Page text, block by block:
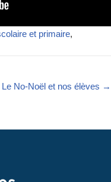
et primaire,
Le No-Noël et nos élèves →